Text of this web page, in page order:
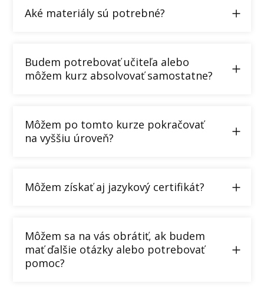
Aké materiály sú potrebné?
Budem potrebovať učiteľa alebo
môžem kurz absolvovať samostatne?
Môžem po tomto kurze pokračovať
na vyššiu úroveň?
Môžem získať aj jazykový certifikát?
Môžem sa na vás obrátiť, ak budem
mať ďalšie otázky alebo potrebovať
pomoc?